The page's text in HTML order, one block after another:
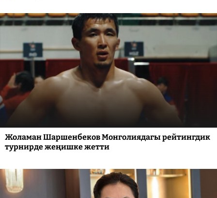
Жоламан Шаршенбеков Монголиядагы рейтингдик
турнирде жеңишке жетти